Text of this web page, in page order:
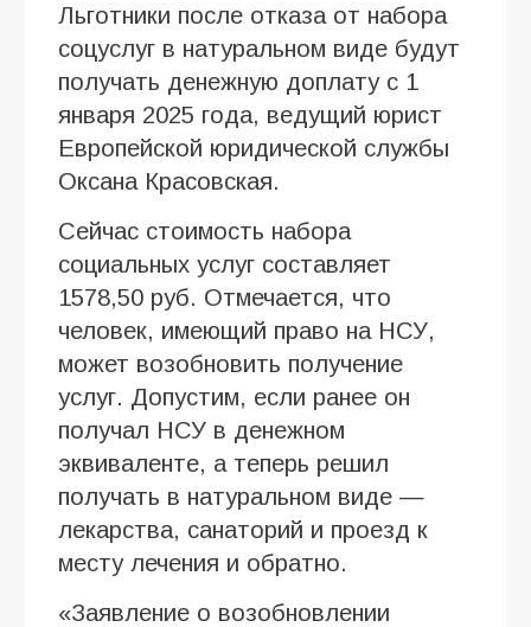
Льготники после отказа от набора
соцуслуг в натуральном виде будут
получать денежную доплату с 1
января 2025 года, ведущий юрист
Европейской юридической службы
Оксана Красовская.
Сейчас стоимость набора
социальных услуг составляет
1578,50 руб. Отмечается, что
человек, имеющий право на НСУ,
может возобновить получение
услуг. Допустим, если ранее он
получал НСУ в денежном
эквиваленте, а теперь решил
получать в натуральном виде —
лекарства, санаторий и проезд к
месту лечения и обратно.
«Заявление о возобновлении